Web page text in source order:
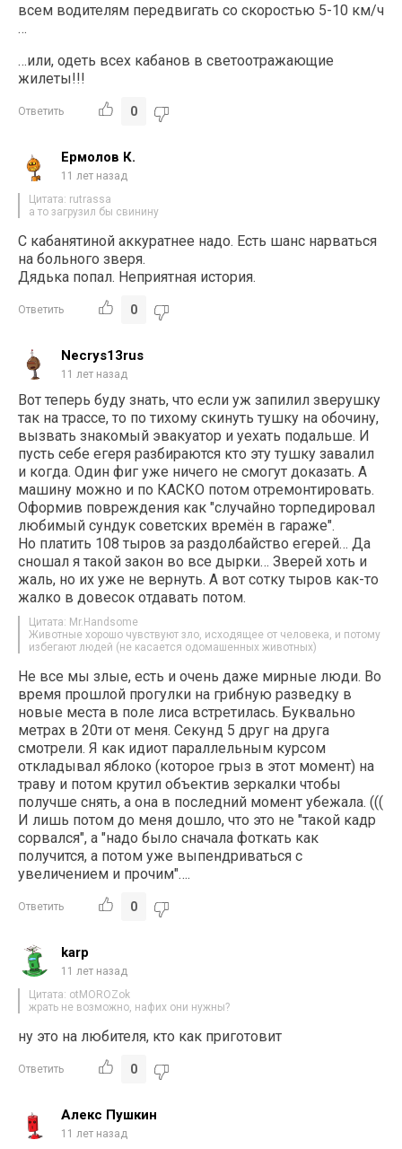
всем водителям передвигать со скоростью 5-10 км/ч
…
…или, одеть всех кабанов в светоотражающие
жилеты!!!
Ответить 0
Ермолов К.
11 лет назад
Цитата: rutrassa
а то загрузил бы свинину
С кабанятиной аккуратнее надо. Есть шанс нарваться
на больного зверя.
Дядька попал. Неприятная история.
Ответить 0
Necrys13rus
11 лет назад
Вот теперь буду знать, что если уж запилил зверушку
так на трассе, то по тихому скинуть тушку на обочину,
вызвать знакомый эвакуатор и уехать подальше. И
пусть себе егеря разбираются кто эту тушку завалил
и когда. Один фиг уже ничего не смогут доказать. А
машину можно и по КАСКО потом отремонтировать.
Оформив повреждения как "случайно торпедировал
любимый сундук советских времён в гараже".
Но платить 108 тыров за раздолбайство егерей… Да
сношал я такой закон во все дырки… Зверей хоть и
жаль, но их уже не вернуть. А вот сотку тыров как-то
жалко в довесок отдавать потом.
Цитата: Mr.Handsome
Животные хорошо чувствуют зло, исходящее от человека, и потому
избегают людей (не касается одомашенных животных)
Не все мы злые, есть и очень даже мирные люди. Во
время прошлой прогулки на грибную разведку в
новые места в поле лиса встретилась. Буквально
метрах в 20ти от меня. Секунд 5 друг на друга
смотрели. Я как идиот параллельным курсом
откладывал яблоко (которое грыз в этот момент) на
траву и потом крутил объектив зеркалки чтобы
получше снять, а она в последний момент убежала. (((
И лишь потом до меня дошло, что это не "такой кадр
сорвался", а "надо было сначала фоткать как
получится, а потом уже выпендриваться с
увеличением и прочим"….
Ответить 0
karp
11 лет назад
Цитата: otMOROZok
жрать не возможно, нафих они нужны?
ну это на любителя, кто как приготовит
Ответить 0
Алекс Пушкин
11 лет назад